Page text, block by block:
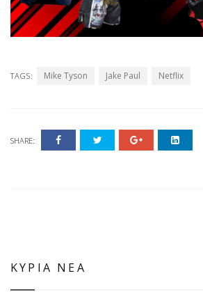
TAGS: Mike Tyson Jake Paul Netflix
SHARE:
ΚΥΡΙΑ ΝΕΑ